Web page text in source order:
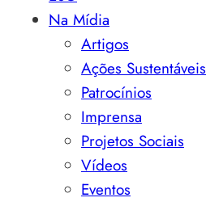
Na Mídia
Artigos
Ações Sustentáveis
Patrocínios
Imprensa
Projetos Sociais
Vídeos
Eventos